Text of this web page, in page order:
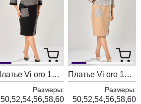
Платье Vi oro 1280 черный
Размеры:
50,52,54,56,58,60
Платье Vi oro 1280 бежевый песок
Размеры:
50,52,54,56,58,60